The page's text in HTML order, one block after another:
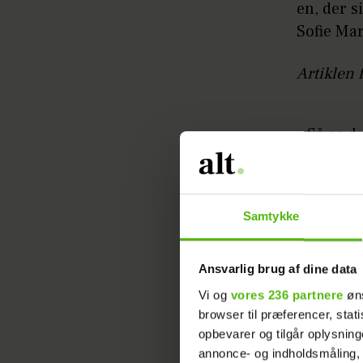
Samtykke
Ansvarlig brug af dine data
Vi og vores 236 partnere
browser til præferencer,
opbevarer og tilgår
annonce- og
en, der
Sofie
Artiklen
– Så er
Herefter
for
– Så
sådan
stykke,